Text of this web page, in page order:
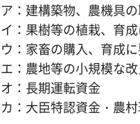
ア：建構築物、農機具
イ：果樹等の植栽、育
ウ：家畜の購入、育成
エ：農地等の小規模な
オ：長期運転資金
カ：大臣特認資金・農